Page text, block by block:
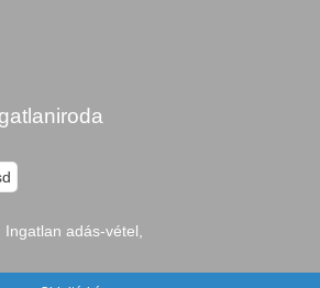
Ingatlan adás-vétel,